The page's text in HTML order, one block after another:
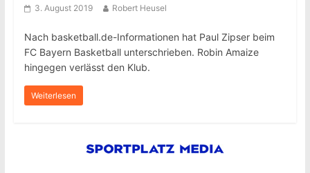
3. August 2019 Robert Heusel
Nach basketball.de-Informationen hat Paul Zipser beim
FC Bayern Basketball unterschrieben. Robin Amaize
hingegen verlässt den Klub.
Weiterlesen